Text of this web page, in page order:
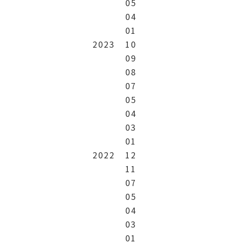
05
04
01
2023
10
09
08
07
05
04
03
01
2022
12
11
07
05
04
03
01